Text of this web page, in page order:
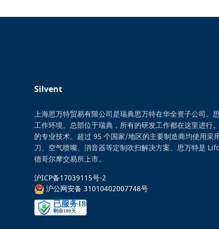
Silvent
上海思万特贸易有限公司是瑞典思万特在华全资子公司。
工作环境。总部位于瑞典，所有的研发工作都在这里进行
的专业技术。超过 95 个国家/地区的主要制造商均使用采
刀、空气喷嘴、消音器等定制吹扫解决方案。思万特是
德哥尔摩交易所上市。
沪ICP备17039115号-2
沪公网安备 31010402007748号